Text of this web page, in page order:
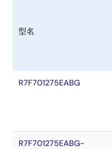
型名
R7F701275EABG
R7F701275EABG-